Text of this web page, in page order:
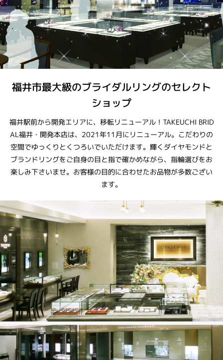
福井市最大級のブライダルリングのセレクト
ショップ
福井駅前から開発エリアに、移転リニューアル！TAKEUCHI BRID
AL福井・開発本店は、2021年11月にリニューアル。こだわりの
空間でゆっくりとくつろいでいただけます。輝くダイヤモンドと
ブランドリングをご自身の目と指で確かめながら、指輪選びをお
楽しみ下さいませ。お客様の目的に合わせたお品物が多数ござい
ます。